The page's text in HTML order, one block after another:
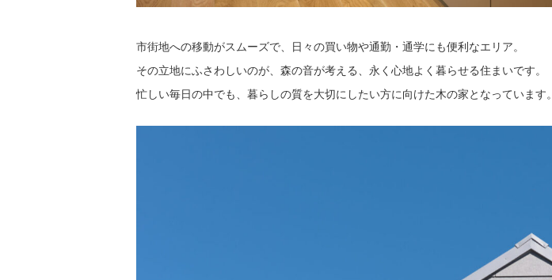
市街地への移動がスムーズで、日々の買い物や通勤・通学にも便利なエリア。
その立地にふさわしいのが、森の音が考える、永く心地よく暮らせる住まいです。
忙しい毎日の中でも、暮らしの質を大切にしたい方に向けた木の家となっています。